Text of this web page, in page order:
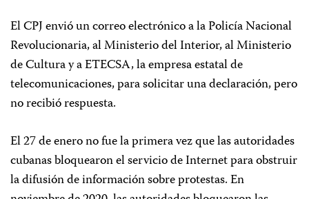
El CPJ envió un correo electrónico a la Policía Nacional
Revolucionaria, al Ministerio del Interior, al Ministerio
de Cultura y a ETECSA, la empresa estatal de
telecomunicaciones, para solicitar una declaración, pero
no recibió respuesta.
El 27 de enero no fue la primera vez que las autoridades
cubanas bloquearon el servicio de Internet para obstruir
la difusión de información sobre protestas. En